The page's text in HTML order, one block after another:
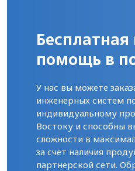
Бесплатная
помощь в
У нас вы можете
инженерных систем
индивидуальному
Востоку и способны
сложности в
за счет наличия
партнерской сети.